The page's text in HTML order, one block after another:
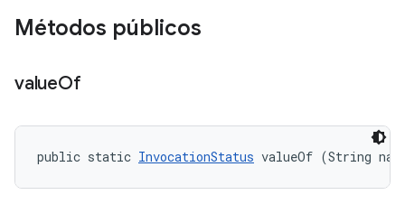
Métodos públicos
valueOf
public static InvocationStatus valueOf (String